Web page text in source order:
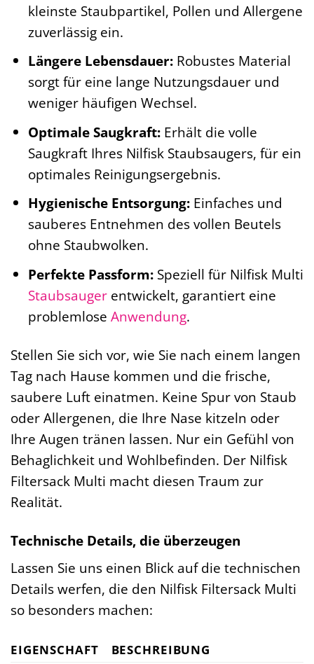
kleinste Staubpartikel, Pollen und Allergene
zuverlässig ein.
Längere Lebensdauer:Robustes Material
sorgt für eine lange Nutzungsdauer und
weniger häufigen Wechsel.
Optimale Saugkraft:Erhält die volle
Saugkraft Ihres Nilfisk Staubsaugers, für ein
optimales Reinigungsergebnis.
Hygienische Entsorgung:Einfaches und
sauberes Entnehmen des vollen Beutels
ohne Staubwolken.
Perfekte Passform:Speziell für Nilfisk Multi
Staubsaugerentwickelt, garantiert eine
problemlose Anwendung.
Stellen Sie sich vor, wie Sie nach einem langen
Tag nach Hause kommen und die frische,
saubere Luft einatmen. Keine Spur von Staub
oder Allergenen, die Ihre Nase kitzeln oder
Ihre Augen tränen lassen. Nur ein Gefühl von
Behaglichkeit und Wohlbefinden. Der Nilfisk
Filtersack Multi macht diesen Traum zur
Realität.
Technische Details, die überzeugen
Lassen Sie uns einen Blick auf die technischen
Details werfen, die den Nilfisk Filtersack Multi
so besonders machen:
EIGENSCHAFT BESCHREIBUNG